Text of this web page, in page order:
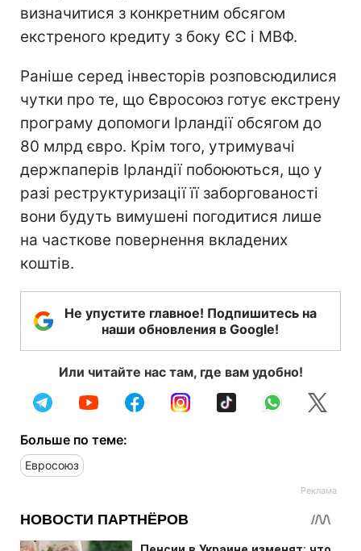
визначитися з конкретним обсягом
екстреного кредиту з боку ЄС і МВФ.
Раніше серед інвесторів розповсюдилися
чутки про те, що Євросоюз готує екстрену
програму допомоги Ірландії обсягом до
80 млрд євро. Крім того, утримувачі
держпаперів Ірландії побоюються, що у
разі реструктуризації її заборгованості
вони будуть вимушені погодитися лише
на часткове повернення вкладених
коштів.
Не упустите главное! Подпишитесь на
наши обновления в Google!
Или читайте нас там, где вам удобно!
Больше по теме:
Евросоюз